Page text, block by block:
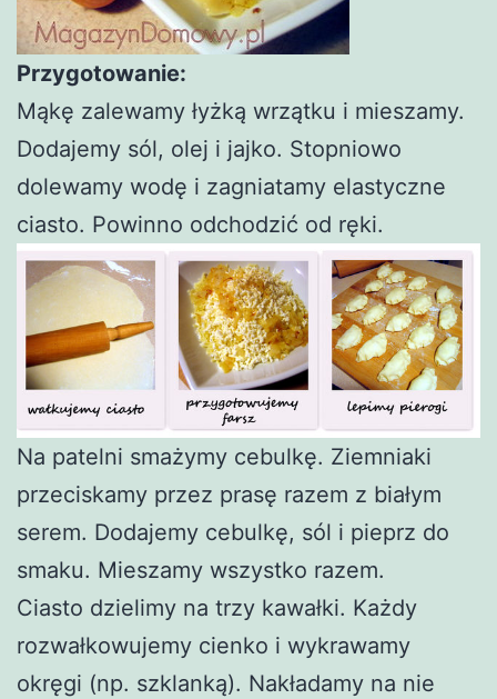
Przygotowanie:
Mąkę zalewamy łyżką wrzątku i mieszamy.
Dodajemy sól, olej i jajko. Stopniowo
dolewamy wodę i zagniatamy elastyczne
ciasto. Powinno odchodzić od ręki.
Na patelni smażymy cebulkę. Ziemniaki
przeciskamy przez prasę razem z białym
serem. Dodajemy cebulkę, sól i pieprz do
smaku. Mieszamy wszystko razem.
Ciasto dzielimy na trzy kawałki. Każdy
rozwałkowujemy cienko i wykrawamy
okręgi (np. szklanką). Nakładamy na nie